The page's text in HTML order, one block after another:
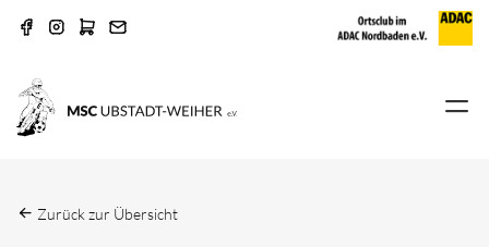
Zurück zur Übersicht